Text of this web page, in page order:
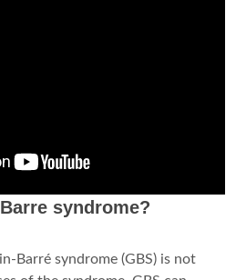
syndrome?
Barré syndrome (GBS) is not